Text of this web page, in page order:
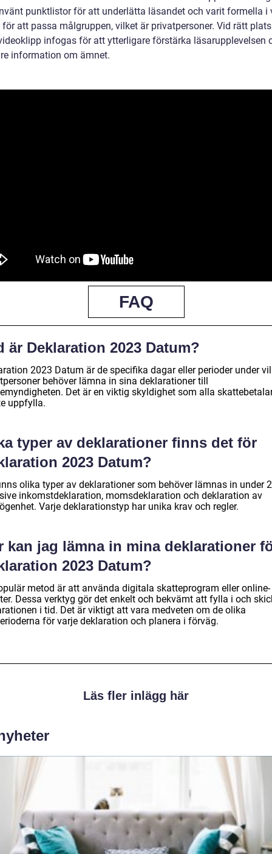
punktlistor för att underlätta läsandet och varit formella i
att passa målgruppen, vilket är privatpersoner. Vid rätt
infogas för att ytterligare förstärka läsarupplevelsen
information om ämnet.
FAQ
är Deklaration 2023 Datum?
2023 Datum är de specifika dagar eller perioder under
behöver lämna in sina deklarationer till
Det är en viktig skyldighet som alla
uppfylla.
typer av deklarationer finns det för
2023 Datum?
olika typer av deklarationer som behöver lämnas in under
inkomstdeklaration, momsdeklaration och deklaration av
Varje deklarationstyp har unika krav och regler.
kan jag lämna in mina deklarationer
2023 Datum?
metod är att använda digitala skatteprogram eller online-
Dessa verktyg gör det enkelt och bekvämt att fylla i och
i tid. Det är viktigt att vara medveten om de olika
för varje deklaration och planera i förväg.
Läs fler inlägg här